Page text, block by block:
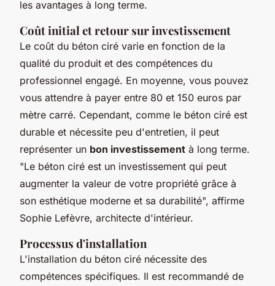
les avantages à long terme.
Coût initial et retour sur investissement
Le coût du béton ciré varie en fonction de la
qualité du produit et des compétences du
professionnel engagé. En moyenne, vous pouvez
vous attendre à payer entre 80 et 150 euros par
mètre carré. Cependant, comme le béton ciré est
durable et nécessite peu d'entretien, il peut
représenter un bon investissement à long terme.
"Le béton ciré est un investissement qui peut
augmenter la valeur de votre propriété grâce à
son esthétique moderne et sa durabilité", affirme
Sophie Lefèvre, architecte d'intérieur.
Processus d'installation
L'installation du béton ciré nécessite des
compétences spécifiques. Il est recommandé de